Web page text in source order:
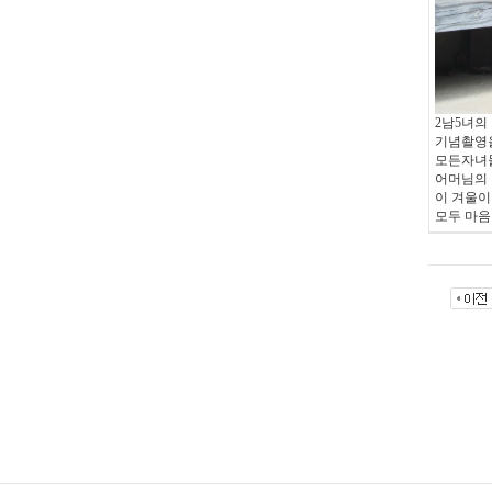
2남5녀의
기념촬영
모든자녀
어머님의
이 겨울
모두 마